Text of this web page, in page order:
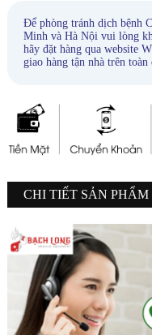
Để phòng tránh dịch bệnh
Minh và Hà Nội vui lòng
hãy đặt hàng qua website
giao hàng tận nhà trên toàn
CHI TIẾT SẢN PHẨM